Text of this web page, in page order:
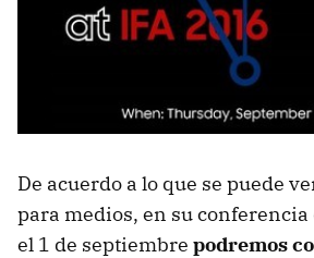
De acuerdo a lo que se puede
para medios, en su
el 1 de septiembre podremos